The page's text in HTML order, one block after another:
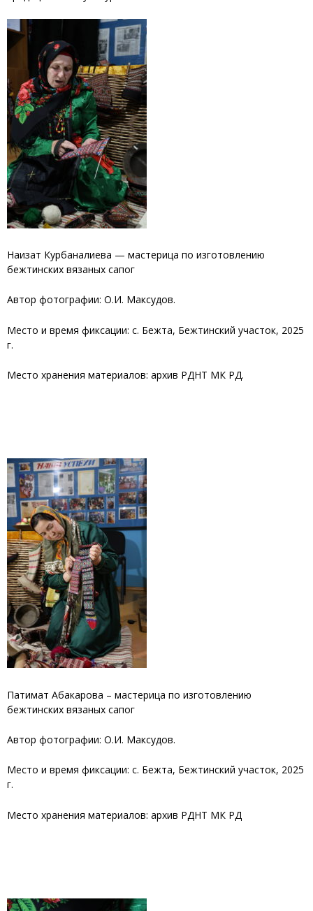
Наизат Курбаналиева — мастерица по изготовлению
бежтинских вязаных сапог
Автор фотографии: О.И. Максудов.
Место и время фиксации: с. Бежта, Бежтинский участок, 2025
г.
Место хранения материалов: архив РДНТ МК РД.
Патимат Абакарова – мастерица по изготовлению
бежтинских вязаных сапог
Автор фотографии: О.И. Максудов.
Место и время фиксации: с. Бежта, Бежтинский участок, 2025
г.
Место хранения материалов: архив РДНТ МК РД